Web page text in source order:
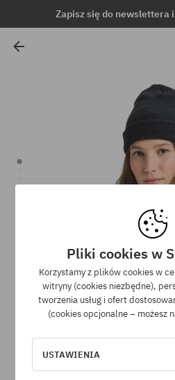
Zapisz się do newslettera
Pliki cookies w
Korzystamy z plików cookies w
witryny (cookies niezbędne),
tworzenia usług i ofert
(cookies opcjonalne – możesz
USTAWIENIA